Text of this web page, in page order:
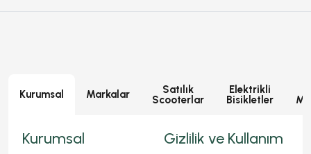
Kurumsal Markalar
Satılık
Scooterlar
Elektrikli
Bisikletler
Kurumsal Gizlilik ve Kullanım